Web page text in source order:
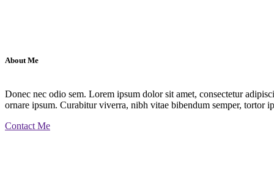
About Me
Donec nec odio sem. Lorem ipsum dolor sit amet, consectetur
ornare ipsum. Curabitur viverra, nibh vitae bibendum semper, tortor
Contact Me